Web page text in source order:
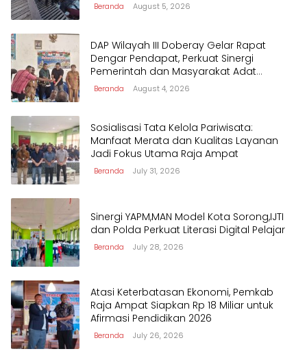
Beranda August 5, 2026
DAP Wilayah III Doberay Gelar Rapat
Dengar Pendapat, Perkuat Sinergi
Pemerintah dan Masyarakat Adat
Mengawal Pembangunan Papua Barat
Beranda August 4, 2026
Sosialisasi Tata Kelola Pariwisata:
Manfaat Merata dan Kualitas Layanan
Jadi Fokus Utama Raja Ampat
Beranda July 31, 2026
Sinergi YAPM,MAN Model Kota Sorong,IJTI
dan Polda Perkuat Literasi Digital Pelajar
Beranda July 28, 2026
Atasi Keterbatasan Ekonomi, Pemkab
Raja Ampat Siapkan Rp 18 Miliar untuk
Afirmasi Pendidikan 2026
Beranda July 26, 2026